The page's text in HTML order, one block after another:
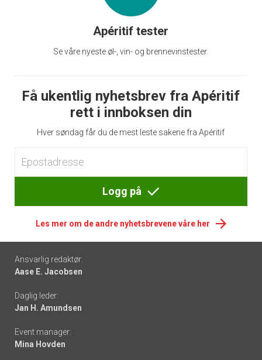
Apéritif tester
Se våre nyeste øl-, vin- og brennevinstester.
Få ukentlig nyhetsbrev fra Apéritif
rett i innboksen din
Hver søndag får du de mest leste sakene fra Apéritif
Logg på
Les mer om de andre nyhetsbrevene våre her
Footer
-
links
Ansvarlig redaktør:
Aase E. Jacobsen
Daglig leder:
Jan H. Amundsen
Event manager:
Mina Hovden